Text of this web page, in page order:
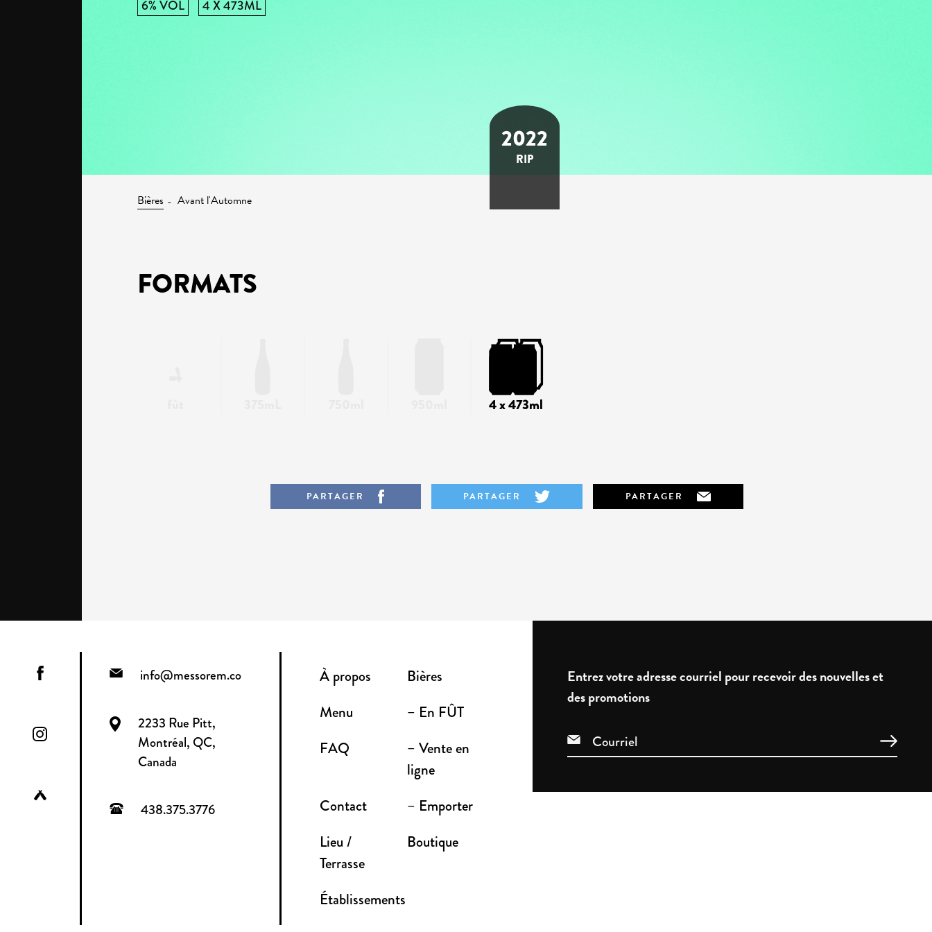
6% VOL 4 X 473ML
2022
RIP
Bières Avant l'Automne
FORMATS
4 x 473ml
PARTAGER PARTAGER PARTAGER
info@messorem.co
2233 Rue Pitt,
Montréal, QC,
Canada
438.375.3776
À propos
Bières
Menu
– En FÛT
FAQ
– Vente en
ligne
Contact
– Emporter
Lieu /
Terrasse
Boutique
Établissements
Entrez votre adresse courriel pour recevoir des nouvelles et
des promotions